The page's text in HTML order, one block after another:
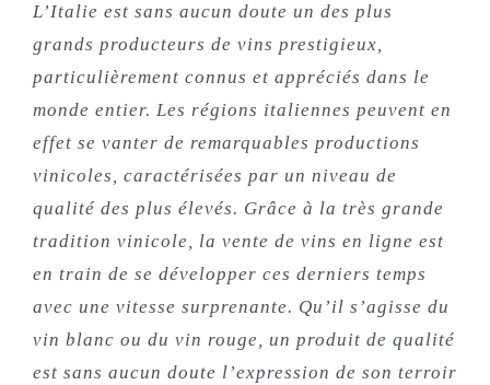
L’Italie est sans aucun doute un des plus
grands producteurs de vins prestigieux,
particulièrement connus et appréciés dans le
monde entier. Les régions italiennes peuvent en
effet se vanter de remarquables productions
vinicoles, caractérisées par un niveau de
qualité des plus élevés. Grâce à la très grande
tradition vinicole, la vente de vins en ligne est
en train de se développer ces derniers temps
avec une vitesse surprenante. Qu’il s’agisse du
vin blanc ou du vin rouge, un produit de qualité
est sans aucun doute l’expression de son terroir